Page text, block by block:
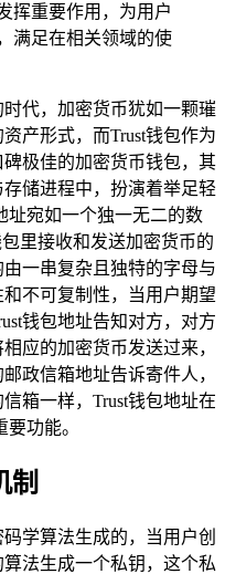
挥重要作用，为用户
满足在相关领域的使
代，加密货币犹如一颗璀
产形式，而Trust钱包作为
极佳的加密货币钱包，其
储进程中，扮演着举足轻
址宛如一个独一无二的数
里接收和发送加密货币的
一串复杂且独特的字母与
不可复制性，当用户期望
钱包地址告知对方，对方
应的加密货币发送过来，
政信箱地址告诉寄件人，
箱一样，Trust钱包地址在
功能。
制
学算法生成的，当用户创
法生成一个私钥，这个私